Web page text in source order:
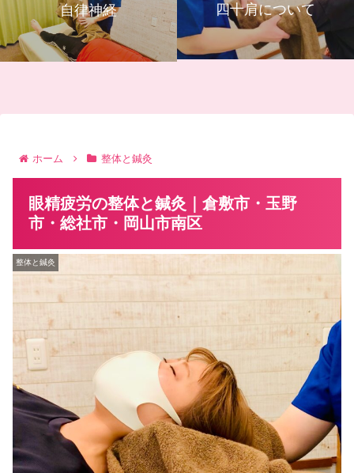
自律神経 四十肩について
ホーム 整体と鍼灸
眼精疲労の整体と鍼灸｜倉敷市・玉野
市・総社市・岡山市南区
整体と鍼灸